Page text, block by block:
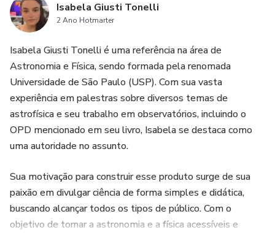
Isabela Giusti Tonelli
2 Ano Hotmarter
Isabela Giusti Tonelli é uma referência na área de
Astronomia e Física, sendo formada pela renomada
Universidade de São Paulo (USP). Com sua vasta
experiência em palestras sobre diversos temas de
astrofísica e seu trabalho em observatórios, incluindo o
OPD mencionado em seu livro, Isabela se destaca como
uma autoridade no assunto.
Sua motivação para construir esse produto surge de sua
paixão em divulgar ciência de forma simples e didática,
buscando alcançar todos os tipos de público. Com o
objetivo de tornar a astronomia e a física acessíveis e